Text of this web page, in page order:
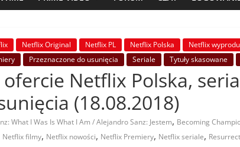
Netflix Original Netflix PL Netflix Polska Netflix
Przeznaczone do usunięcia Seriale Tytuły skasowane
Netflix Polska,
(18.08.2018)
What I Was Is What I Am / Alejandro Sanz: Jestem, Becoming
Netflix filmy, Netflix nowości, Netflix Premiery, Netflix seriale,